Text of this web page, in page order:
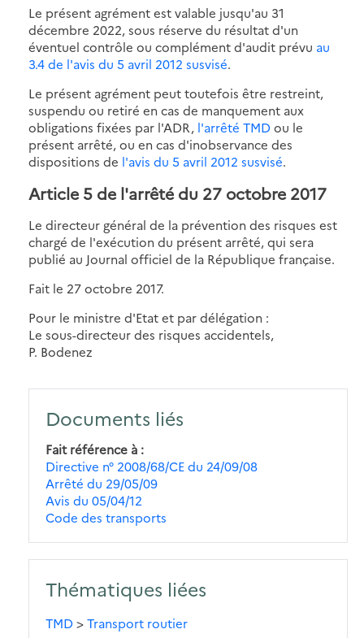
Le présent agrément est valable jusqu'au 31
décembre 2022, sous réserve du résultat d'un
éventuel contrôle ou complément d'audit prévu au
3.4 de l'avis du 5 avril 2012 susvisé.
Le présent agrément peut toutefois être restreint,
suspendu ou retiré en cas de manquement aux
obligations fixées par l'ADR, l'arrêté TMDou le
présent arrêté, ou en cas d'inobservance des
dispositions de l'avis du 5 avril 2012 susvisé.
Article 5 de l'arrêté du 27 octobre 2017
Le directeur général de la prévention des risques est
chargé de l'exécution du présent arrêté, qui sera
publié au Journal officiel de la République française.
Fait le 27 octobre 2017.
Pour le ministre d'Etat et par délégation :
Le sous-directeur des risques accidentels,
P. Bodenez
Documents liés
Fait référence à
Directive n° 2008/68/CE du 24/09/08
Arrêté du 29/05/09
Avis du 05/04/12
Code des transports
Thématiques liées
TMD>Transport routier